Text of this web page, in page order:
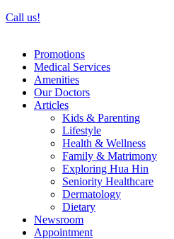
Call us!
Promotions
Medical Services
Amenities
Our Doctors
Articles
Kids & Parenting
Lifestyle
Health & Wellness
Family & Matrimony
Exploring Hua Hin
Seniority Healthcare
Dermatology
Dietary
Newsroom
Appointment